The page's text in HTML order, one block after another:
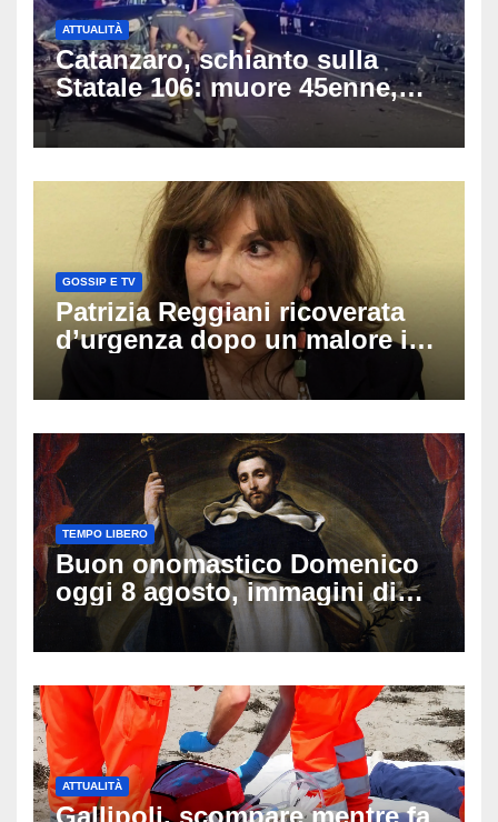
ATTUALITÀ
Catanzaro, schianto sulla
Statale 106: muore 45enne,
coinvolti un’auto, un suv e
una moto
GOSSIP E TV
Patrizia Reggiani ricoverata
d’urgenza dopo un malore in
vacanza: come sta oggi l’ex
Lady Gucci
TEMPO LIBERO
Buon onomastico Domenico
oggi 8 agosto, immagini di
auguri da condividere
ATTUALITÀ
Gallipoli, scompare mentre fa